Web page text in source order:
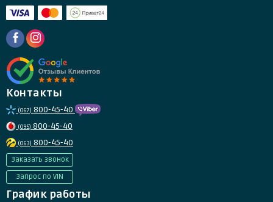
Контакты
(067) 800-45-40
(095) 800-45-40
(063) 800-45-40
Заказать звонок
Запрос по VIN
График работы